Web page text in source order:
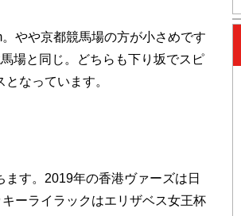
やや京都競馬場の方が小さめです
場と同じ。どちらも下り坂でスピ
なっています。
す。2019年の香港ヴァーズは日
ーライラックはエリザベス女王杯